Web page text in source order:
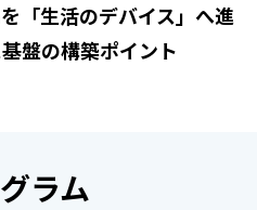
「生活のデバイス」へ進
盤の構築ポイント
ラム